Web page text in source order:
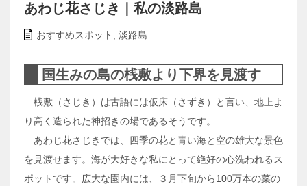
あわじ花さじき｜私の淡路島
おすすめスポット , 淡路島
国生みの島の桟敷より下界を見渡す
桟敷（さじき）は古語には仮床（さずき）と言い、地上よ
り高く造られた神招きの場であるそうです。
あわじ花さじきでは、四季の花と青い海と空の雄大な景色
を見渡せます。海が大好きな私にとって絶好の心洗われるス
ポットです。広大な園内には、３月下旬から100万本の菜の